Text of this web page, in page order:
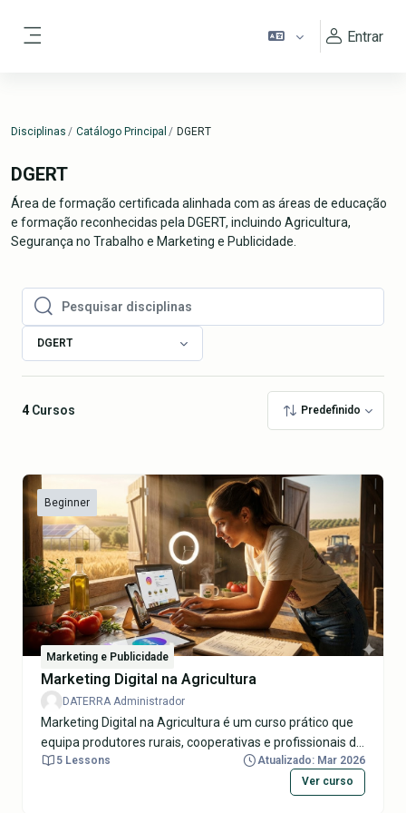
Entrar
Disciplinas Catálogo Principal DGERT
DGERT
Área de formação certificada alinhada com as áreas de educação
e formação reconhecidas pela DGERT, incluindo Agricultura,
Segurança no Trabalho e Marketing e Publicidade.
Pesquisar disciplinas
Pesquisar disciplinas
DGERT
4 Cursos Predefinido
Beginner
Marketing e Publicidade
Marketing Digital na Agricultura
DATERRA Administrador
Marketing Digital na Agricultura é um curso prático que
equipa produtores rurais, cooperativas e profissionais do
agro com ferramentas para impulsionar vendas online
de produtos agrícolas sustentáveis, como frutas
5 Lessons
Atualizado: Mar 2026
Ver curso